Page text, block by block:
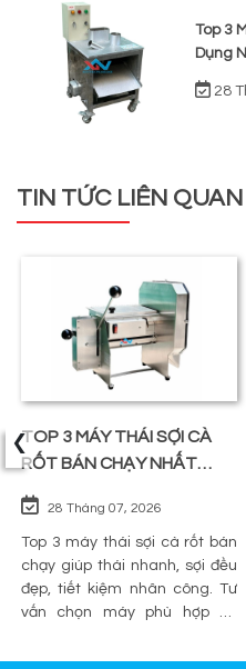
Top 3
Dụng
28
TIN TỨC LIÊN QUAN
TOP 3 MÁY THÁI SỢI CÀ
RỐT BÁN CHẠY NHẤT
TRÊN THỊ TRƯỜNG
28 Tháng 07, 2026
Top 3 máy thái sợi cà rốt bán
chạy giúp thái nhanh, sợi đều
đẹp, tiết kiệm nhân công. Tư
vấn chọn máy phù hợp và
Phẩm Xanh.
‹